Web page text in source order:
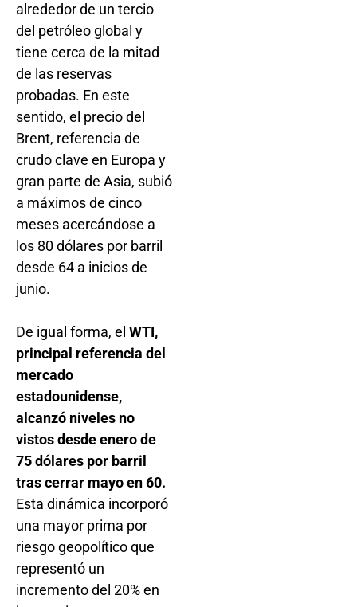
alrededor de un tercio
del petróleo global y
tiene cerca de la mitad
de las reservas
probadas. En este
sentido, el precio del
Brent, referencia de
crudo clave en Europa y
gran parte de Asia, subió
a máximos de cinco
meses acercándose a
los 80 dólares por barril
desde 64 a inicios de
junio.
De igual forma, el WTI,
principal referencia del
mercado
estadounidense,
alcanzó niveles no
vistos desde enero de
75 dólares por barril
tras cerrar mayo en 60.
Esta dinámica incorporó
una mayor prima por
riesgo geopolítico que
representó un
incremento del 20% en